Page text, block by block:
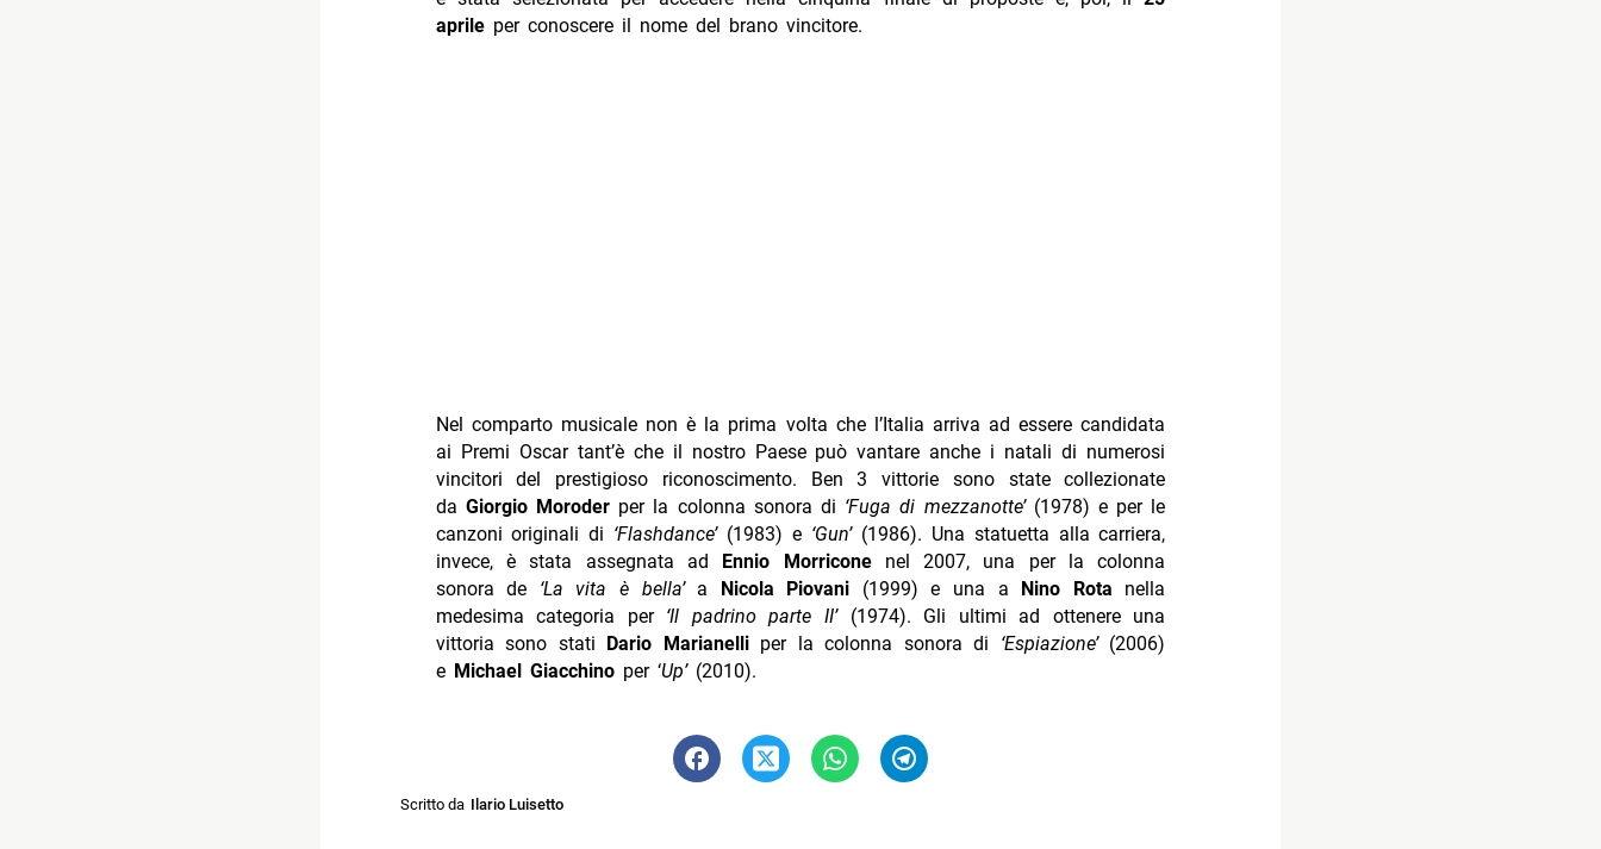
aprile per conoscere il nome del brano vincitore.
Nel comparto musicale non è la prima volta che l’Italia arriva ad essere candidata
ai Premi Oscar tant’è che il nostro Paese può vantare anche i natali di numerosi
vincitori del prestigioso riconoscimento. Ben 3 vittorie sono state collezionate
da Giorgio Moroder per la colonna sonora di ‘Fuga di mezzanotte’ (1978) e per le
canzoni originali di ‘Flashdance’ (1983) e ‘Gun’ (1986). Una statuetta alla carriera,
invece, è stata assegnata ad Ennio Morricone nel 2007, una per la colonna
sonora de ‘La vita è bella’ a Nicola Piovani (1999) e una a Nino Rota nella
medesima categoria per ‘Il padrino parte II’ (1974). Gli ultimi ad ottenere una
vittoria sono stati Dario Marianelli per la colonna sonora di ‘Espiazione’ (2006)
e Michael Giacchino per ‘Up’ (2010).
Scritto da Ilario Luisetto